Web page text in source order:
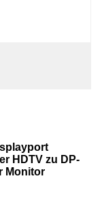
HDTV zu DP-
Monitor